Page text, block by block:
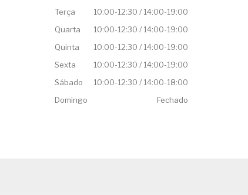
Terça
10:00-12:30 / 14:00-19:00
Quarta
10:00-12:30 / 14:00-19:00
Quinta
10:00-12:30 / 14:00-19:00
Sexta
10:00-12:30 / 14:00-19:00
Sábado
10:00-12:30 / 14:00-18:00
Domingo
Fechado